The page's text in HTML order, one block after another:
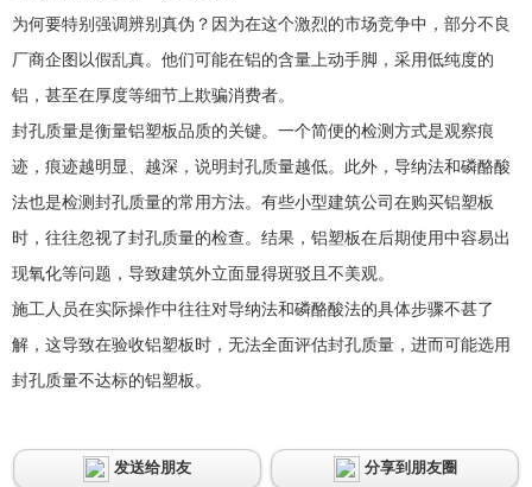
为何要特别强调辨别真伪？因为在这个激烈的市场竞争中，部分不良
厂商企图以假乱真。他们可能在铝的含量上动手脚，采用低纯度的
铝，甚至在厚度等细节上欺骗消费者。
封孔质量是衡量铝塑板品质的关键。一个简便的检测方式是观察痕
迹，痕迹越明显、越深，说明封孔质量越低。此外，导纳法和磷酪酸
法也是检测封孔质量的常用方法。有些小型建筑公司在购买铝塑板
时，往往忽视了封孔质量的检查。结果，铝塑板在后期使用中容易出
现氧化等问题，导致建筑外立面显得斑驳且不美观。
施工人员在实际操作中往往对导纳法和磷酪酸法的具体步骤不甚了
解，这导致在验收铝塑板时，无法全面评估封孔质量，进而可能选用
封孔质量不达标的铝塑板。
发送给朋友 分享到朋友圈